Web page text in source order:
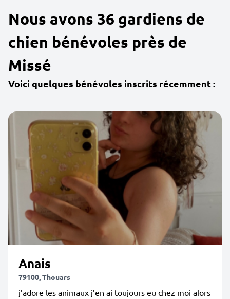
Nous avons 36 gardiens de
chien bénévoles près de
Missé
Voici quelques bénévoles inscrits récemment :
Anais
79100, Thouars
j’adore les animaux j’en ai toujours eu chez moi alors